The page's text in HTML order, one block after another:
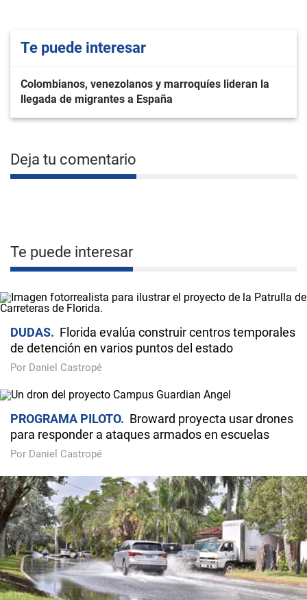
Te puede interesar
Colombianos, venezolanos y marroquíes lideran la
llegada de migrantes a España
Deja tu comentario
Te puede interesar
DUDAS
Florida evalúa construir centros temporales
de detención en varios puntos del estado
Por Daniel Castropé
PROGRAMA PILOTO
Broward proyecta usar drones
para responder a ataques armados en escuelas
Por Daniel Castropé